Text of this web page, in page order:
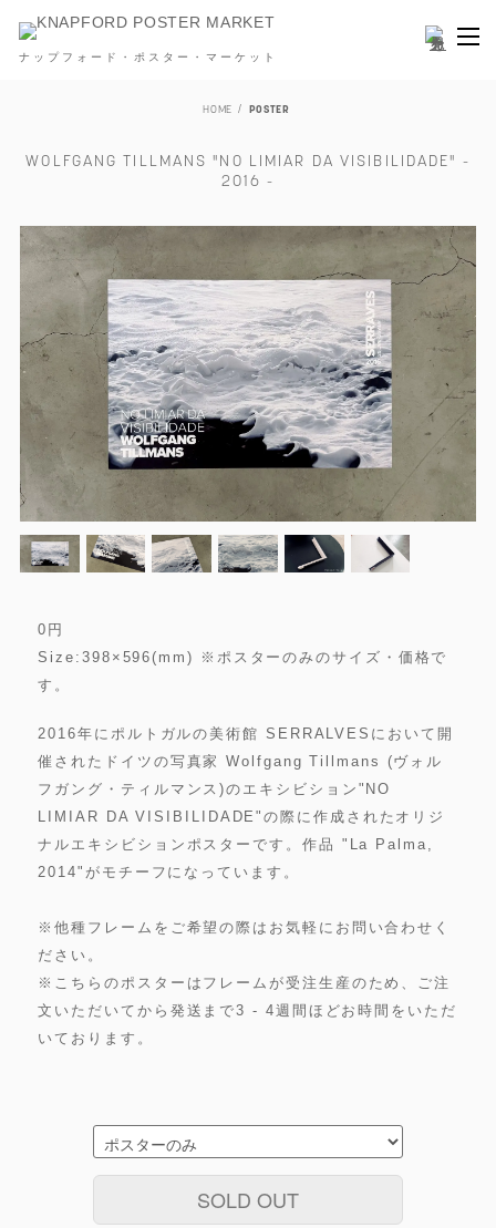
ナップフォード・ポスター・マーケット
HOME POSTER
WOLFGANG TILLMANS "NO LIMIAR DA VISIBILIDADE" -
2016 -
0 円
Size:398×596(mm) ※ポスターのみのサイズ・価格で
す。
2016年にポルトガルの美術館 SERRALVESにおいて開
催されたドイツの写真家 Wolfgang Tillmans (ヴォル
フガング・ティルマンス)のエキシビション"NO
LIMIAR DA VISIBILIDADE"の際に作成されたオリジ
ナルエキシビションポスターです。作品 "La Palma,
2014"がモチーフになっています。
※他種フレームをご希望の際はお気軽にお問い合わせく
ださい。
※こちらのポスターはフレームが受注生産のため、ご注
文いただいてから発送まで3 - 4週間ほどお時間をいただ
いております。
SOLD OUT